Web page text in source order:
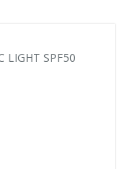
LIGHT SPF50